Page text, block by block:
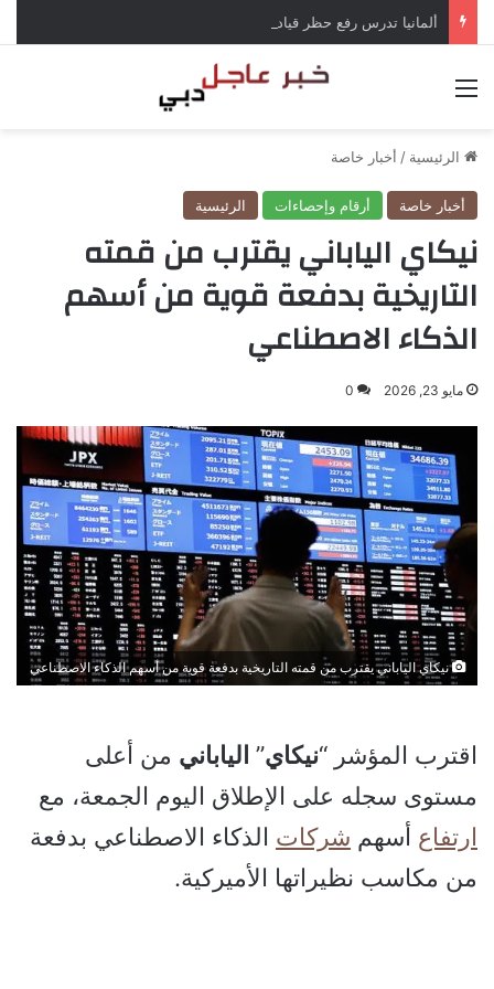
الرئيسية / أخبار خاصة
أخبار خاصة أرقام وإحصاءات الرئيسية
نيكاي الياباني يقترب من قمته
التاريخية بدفعة قوية من أسهم
الذكاء الاصطناعي
مايو 23, 2026 0
نيكاي الياباني يقترب من قمته التاريخية بدفعة قوية من أسهم الذكاء الاصطناعي
اقترب المؤشر “نيكاي” الياباني من أعلى
مستوى سجله على الإطلاق اليوم الجمعة، مع
ارتفاع أسهم شركات الذكاء الاصطناعي بدفعة
من مكاسب نظيراتها الأميركية.